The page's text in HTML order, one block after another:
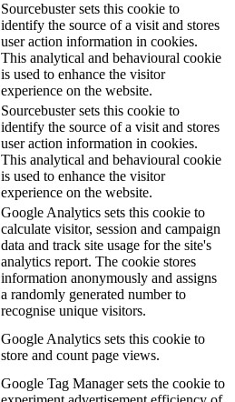
Sourcebuster sets this cookie to
identify the source of a visit and stores
user action information in cookies.
This analytical and behavioural cookie
is used to enhance the visitor
experience on the website.
Sourcebuster sets this cookie to
identify the source of a visit and stores
user action information in cookies.
This analytical and behavioural cookie
is used to enhance the visitor
experience on the website.
Google Analytics sets this cookie to
calculate visitor, session and campaign
data and track site usage for the site's
analytics report. The cookie stores
information anonymously and assigns
a randomly generated number to
recognise unique visitors.
Google Analytics sets this cookie to
store and count page views.
Google Tag Manager sets the cookie to